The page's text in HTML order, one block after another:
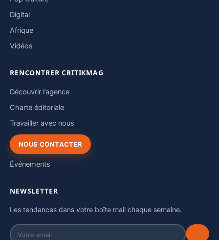
Digital
Afrique
Vidéos
RENCONTRER CRITIKMAG
Découvrir l’agence
Charte éditoriale
Travailler avec nous
NOUS CONTACTER
Événements
NEWSLETTER
Les tendances dans votre boîte mail chaque semaine.